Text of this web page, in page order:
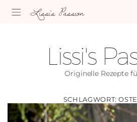
Lissi's Passion
Lissi's
Originelle Rezepte
SCHLAGWORT: